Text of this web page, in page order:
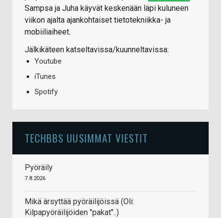
Sampsa ja Juha käyvät keskenään läpi kuluneen
viikon ajalta ajankohtaiset tietotekniikka- ja
mobiiliaiheet.
Jälkikäteen katseltavissa/kuunneltavissa:
Youtube
iTunes
Spotify
TECHBBS UUSIMMAT VIESTIT
Pyöräily
7.8.2026
Mikä ärsyttää pyöräilijöissä (Oli:
Kilpapyöräilijöiden "pakat"..)